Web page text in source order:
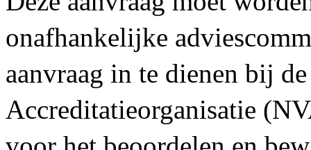
onafhankelijke
aanvraag in te dienen bij
Accreditatieorganisatie